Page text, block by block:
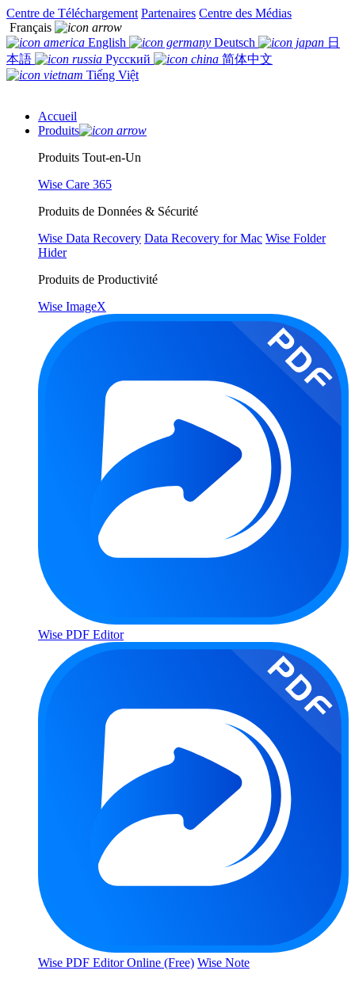
Centre de Téléchargement Partenaires Centre des Médias
Français
English
Deutsch
日
本語
Русский
简体中文
Tiếng Việt
Accueil
Produits
Produits Tout-en-Un
Wise Care 365
Produits de Données & Sécurité
Wise Data Recovery Data Recovery for Mac Wise Folder
Hider
Produits de Productivité
Wise ImageX
Wise PDF Editor
Wise PDF Editor Online (Free) Wise Note